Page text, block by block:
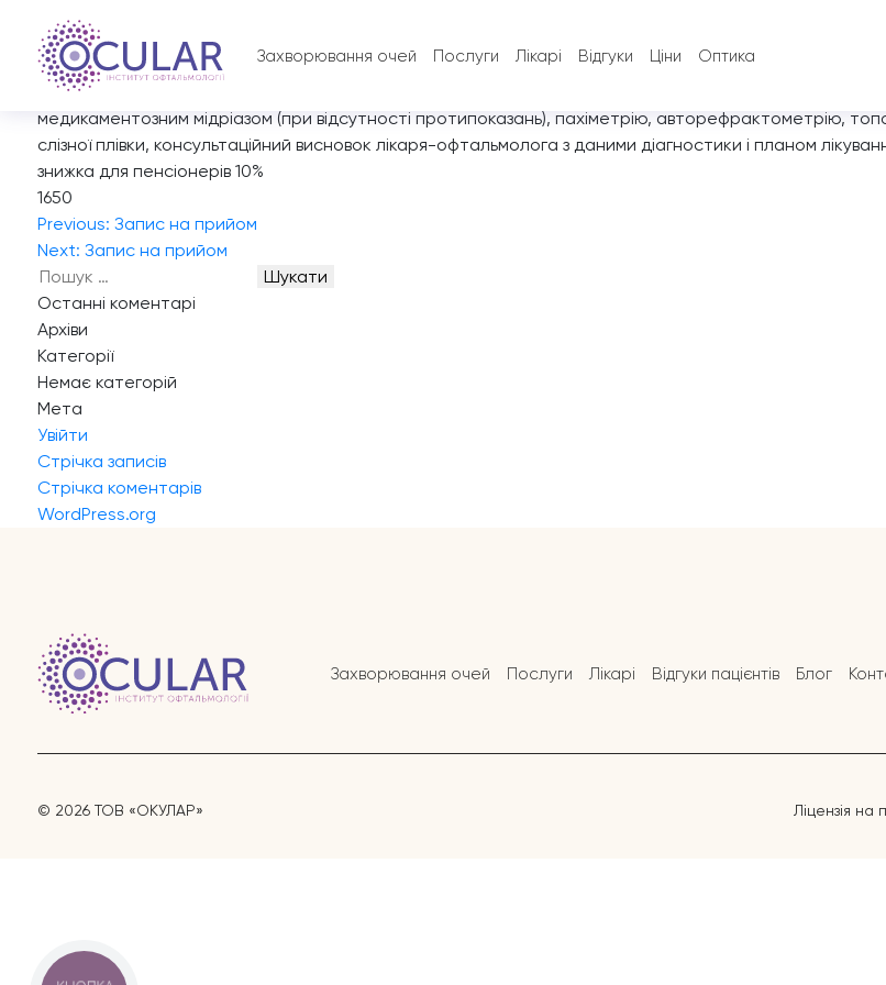
Захворювання очей Послуги Лікарі Відгуки Ціни Оптика
Діагностичні обстеження з консультацією лікаря-офтальмолога
Що входить у послугу
Діагностика зору, що включає консультацію лікаря-офтальмолога в т.ч., за необхідності,
медикаментозним мідріазом (при відсутності протипоказань), пахіметрію, авторефрактометрію,
слізної плівки, консультаційний висновок лікаря-офтальмолога з даними діагностики і планом
знижка для пенсіонерів 10%
1650
Навігація
записів
Previous: Запис на прийом
Next: Запис на прийом
Пошук:
Останні коментарі
Архіви
Категорії
Немає категорій
Мета
Увійти
Стрічка записів
Стрічка коментарів
WordPress.org
Захворювання очей Послуги Лікарі Відгуки пацієнтів Блог
© 2026 ТОВ «ОКУЛАР» Ліцензія